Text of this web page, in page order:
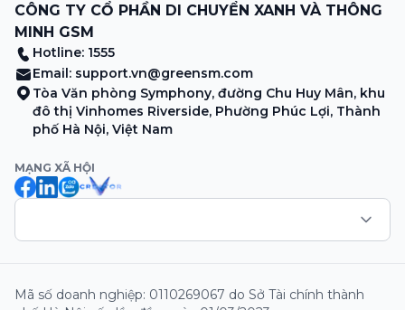
CÔNG TY CỔ PHẦN DI CHUYỂN XANH VÀ THÔNG
MINH GSM
Hotline: 1555
Email: support.vn@greensm.com
Tòa Văn phòng Symphony, đường Chu Huy Mân, khu
đô thị Vinhomes Riverside, Phường Phúc Lợi, Thành
phố Hà Nội, Việt Nam
MẠNG XÃ HỘI
Mã số doanh nghiệp: 0110269067 do Sở Tài chính thành